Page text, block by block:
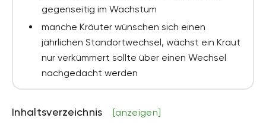
gegenseitig im Wachstum
manche Kräuter wünschen sich einen
jährlichen Standortwechsel, wächst ein Kraut
nur verkümmert sollte über einen Wechsel
nachgedacht werden
Inhaltsverzeichnis [anzeigen]